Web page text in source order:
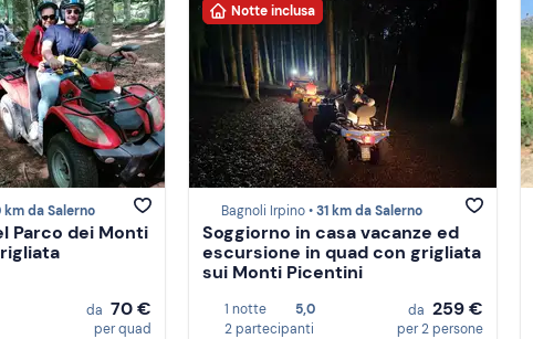
km da Salerno
Parco dei Monti
da 70 €
per quad
Notte inclusa
Bagnoli Irpino •31 km da Salerno
Soggiorno in casa vacanze ed
escursione in quad con grigliata
sui Monti Picentini
1 notte
5,0
2 partecipanti
da 259 €
per 2 persone